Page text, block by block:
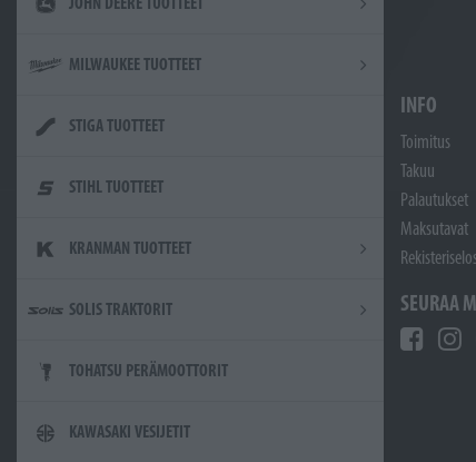
MILWAUKEE TUOTTEET
STIGA TUOTTEET
STIHL TUOTTEET
KRANMAN TUOTTEET
SOLIS TRAKTORIT
TOHATSU PERÄMOOTTORIT
KAWASAKI VESIJETIT
INFO
Toimitus
Takuu
Palautukset
Maksutavat
SEURAA